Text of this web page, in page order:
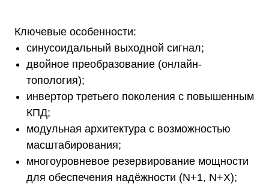
Ключевые особенности:
синусоидальный выходной сигнал;
двойное преобразование (онлайн-
топология);
инвертор третьего поколения с повышенным
КПД;
модульная архитектура с возможностью
масштабирования;
многоуровневое резервирование мощности
для обеспечения надёжности (N+1, N+X);